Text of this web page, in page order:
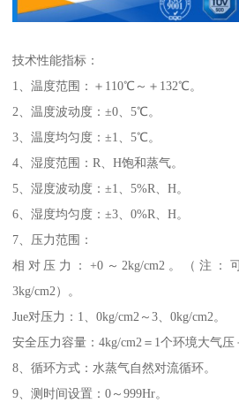
技术性能指标：
1、温度范围：＋110℃～＋132℃。
2、温度波动度：±0、5℃。
3、温度均匀度：±1、5℃。
4、湿度范围：R、H饱和蒸气。
5、湿度波动度：±1、5%R、H。
6、湿度均匀度：±3、0%R、H。
7、压力范围：
相对压力：+0～2kg/cm2。（注：
3kg/cm2）。
Jue对压力：1、0kg/cm2～3、0kg/cm2。
安全压力容量：4kg/cm2＝1个环境大气压
8、循环方式：水蒸气自然对流循环。
9、测时间设置：0～999Hr。